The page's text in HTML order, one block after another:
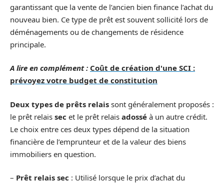
garantissant que la vente de l’ancien bien finance l’achat du
nouveau bien. Ce type de prêt est souvent sollicité lors de
déménagements ou de changements de résidence
principale.
A lire en complément : Coût de création d'une SCI :
prévoyez votre budget de constitution
Deux types de prêts relais sont généralement proposés :
le prêt relais sec et le prêt relais adossé à un autre crédit.
Le choix entre ces deux types dépend de la situation
financière de l’emprunteur et de la valeur des biens
immobiliers en question.
– Prêt relais sec : Utilisé lorsque le prix d’achat du